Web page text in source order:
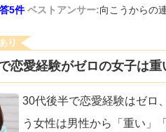
5件 ベストアンサー:向こうからの
り
恋愛経験がゼロの女子は重
30代後半で恋愛経験はゼロ
う女性は男性から「重い」